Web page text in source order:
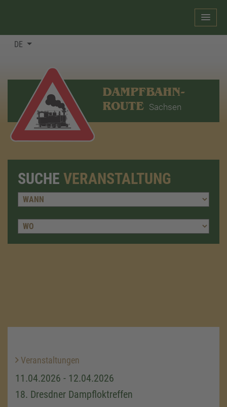
DE
DAMPFBAHN-
ROUTE Sachsen
SUCHE VERANSTALTUNG
Veranstaltungen
11.04.2026 - 12.04.2026
18. Dresdner Dampfloktreffen